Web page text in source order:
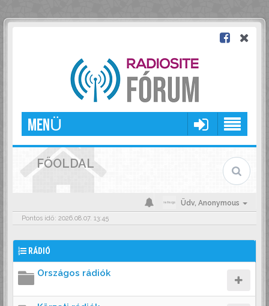
MENÜ
FŐOLDAL
Üdv, Anonymous
Pontos idő: 2026.08.07. 13:45
RÁDIÓ
Országos rádiók